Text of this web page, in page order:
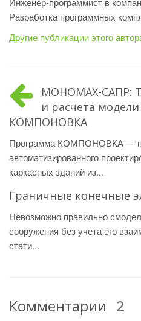
Разработка программных
Другие публикации этого
МОНОМАХ-САПР:
и расчета
КОМПОНОВКА
Программа КОМПОНОВКА —
автоматизированного
каркасных зданий из...
Граничные конечные
Невозможно правильно
сооружения без учета его
стати...
Комментарии 2